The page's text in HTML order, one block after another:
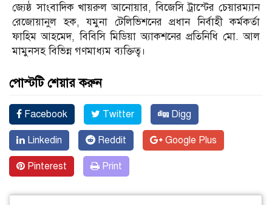
জ্যেষ্ঠ সাংবাদিক খায়রুল আনোয়ার, বিজেসি ট্রাস্টের চেয়ারম্যান
রেজোয়ানুল হক, যমুনা টেলিভিশনের প্রধান নির্বাহী কর্মকর্তা
ফাহিম আহমেদ, বিবিসি মিডিয়া অ্যাকশনের প্রতিনিধি মো. আল
মামুনসহ বিভিন্ন গণমাধ্যম ব্যক্তিত্ব।
পোস্টটি শেয়ার করুন
Facebook Twitter Digg
Linkedin Reddit Google Plus
Pinterest Print